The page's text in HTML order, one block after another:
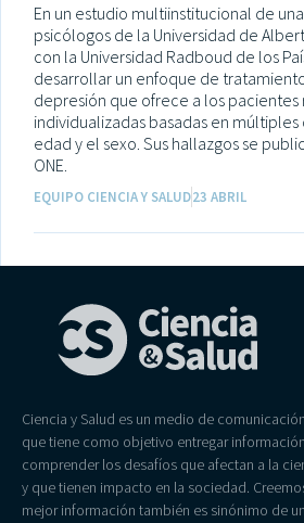
En un estudio multiinstitucional de
psicólogos de la Universidad de
con la Universidad Radboud de los
desarrollar un enfoque de
depresión que ofrece a los
individualizadas basadas en
edad y el sexo. Sus hallazgos se
ONE.
EQUIPO CIENCIA Y SALUD23 ABRIL
Ciencia y Salud es un medio de
que tiene como objetivo entregar
comprender los desafíos que afectan a la
y que tienen impacto en la sociedad.
mejor información también es sinónimo de